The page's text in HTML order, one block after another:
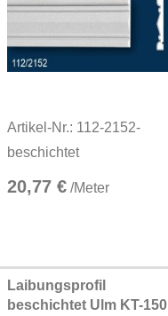
Artikel-Nr.: 112-2152-
beschichtet
20,77 € /Meter
Laibungsprofil
beschichtet Ulm KT-150